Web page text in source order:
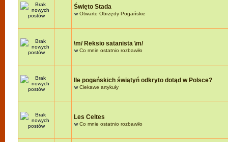
Święto Stada
wOtwarte Obrzędy Pogańskie
\m/ Reksio satanista \m/
wCo mnie ostatnio rozbawiło
Ile pogańskich świątyń odkryto dotąd w Polsce?
wCiekawe artykuły
Les Celtes
wCo mnie ostatnio rozbawiło